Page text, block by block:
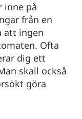
inne på
från en
att ingen
Ofta
dig ett
skall också
göra